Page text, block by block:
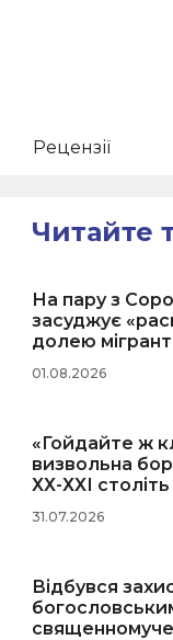
Рецензії
Читайте
На пару з
засуджує
долею
01.08.2026
«Гойдайте ж
визвольна
ХХ-ХХІ століть
31.07.2026
Відбувся